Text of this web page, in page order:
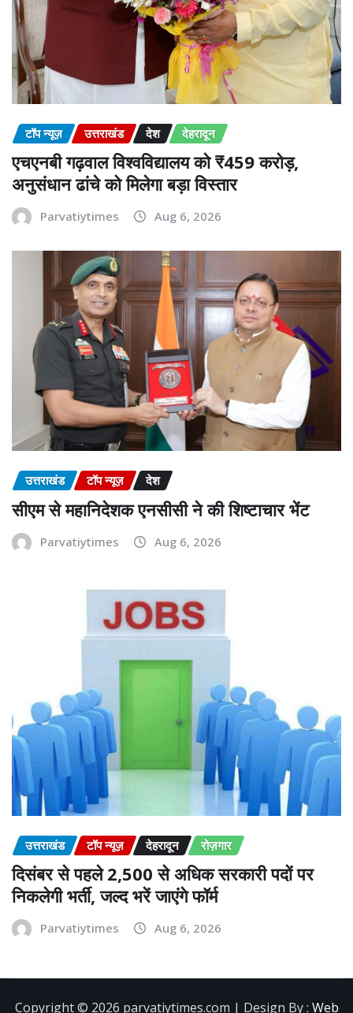
टॉप न्यूज़ उत्तराखंड देश देहरादून
एचएनबी गढ़वाल विश्वविद्यालय को ₹459 करोड़,
अनुसंधान ढांचे को मिलेगा बड़ा विस्तार
Parvatiytimes Aug 6, 2026
उत्तराखंड टॉप न्यूज़ देश
सीएम से महानिदेशक एनसीसी ने की शिष्टाचार भेंट
Parvatiytimes Aug 6, 2026
उत्तराखंड टॉप न्यूज़ देहरादून रोज़गार
दिसंबर से पहले 2,500 से अधिक सरकारी पदों पर
निकलेगी भर्ती, जल्द भरें जाएंगे फॉर्म
Parvatiytimes Aug 6, 2026
Copyright ©️ 2026 parvatiytimes.com | Design By : Web